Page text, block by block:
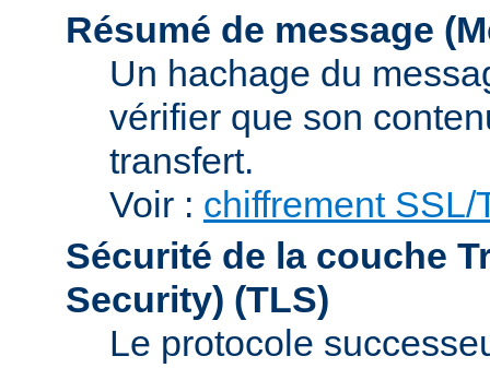
Résumé de message
Un hachage du
vérifier que son
transfert.
Voir : chiffrement SSL/
Sécurité de la couche
Security) (TLS)
Le protocole